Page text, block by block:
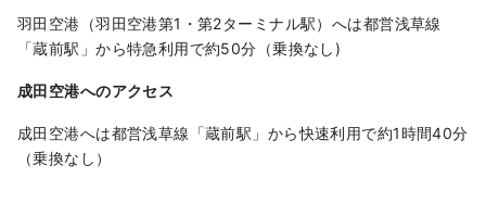
羽田空港（羽田空港第1・第2ターミナル駅）へは都営浅草線
「蔵前駅」から特急利用で約50分（乗換なし)
成田空港へのアクセス
成田空港へは都営浅草線「蔵前駅」から快速利用で約1時間40分
（乗換なし）